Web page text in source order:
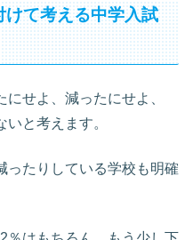
て考える中学入試
せよ、減ったにせよ、
と考えます。
ったりしている学校も明確